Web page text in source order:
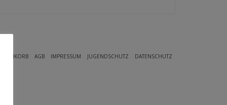
AGB IMPRESSUM JUGENDSCHUTZ DATENSCHUTZ